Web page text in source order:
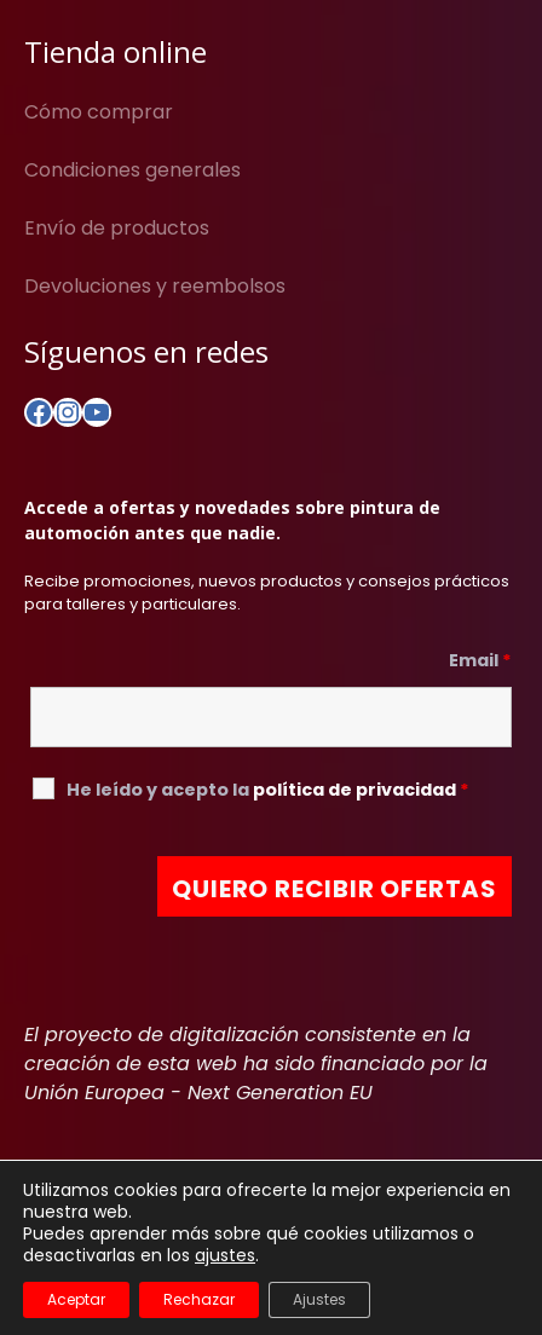
Tienda online
Cómo comprar
Condiciones generales
Envío de productos
Devoluciones y reembolsos
Síguenos en redes
Facebook
Instagram
YouTube
Accede a ofertas y novedades sobre pintura de
automoción antes que nadie.
Recibe promociones, nuevos productos y consejos prácticos
para talleres y particulares.
Email *
He leído y acepto la política de privacidad *
El proyecto de digitalización consistente en la
creación de esta web ha sido financiado por la
Unión Europea - Next Generation EU
Copyright 2022
Declaración de accesibilidad
Español English
Utilizamos cookies para ofrecerte la mejor experiencia en
nuestra web.
Puedes aprender más sobre qué cookies utilizamos o
desactivarlas en los ajustes.
Aceptar Rechazar Ajustes